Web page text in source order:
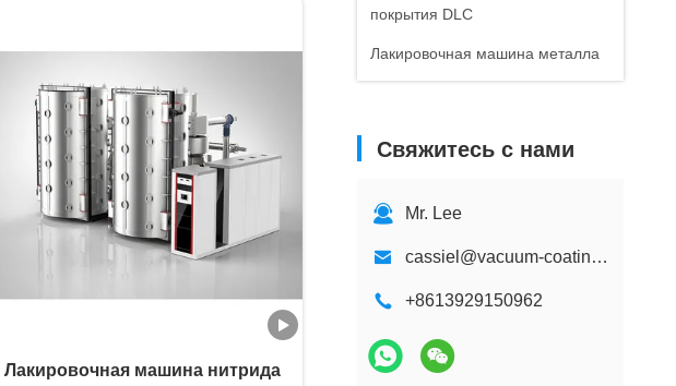
покрытия DLC
Лакировочная машина металла
Свяжитесь с нами
Mr. Lee
cassiel@vacuum-coatingmachine.com
+8613929150962
Лакировочная машина нитрида